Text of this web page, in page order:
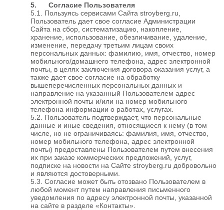
5. Согласие Пользователя
5.1. Пользуясь сервисами Сайта stroyberg.ru,
Пользователь дает свое согласие Администрации
Сайта на сбор, систематизацию, накопление,
хранение, использование, обезличивание, удаление,
изменение, передачу третьим лицам своих
персональных данных: фамилию, имя, отчество, номер
мобильного/домашнего телефона, адрес электронной
почты, в целях заключения договора оказания услуг, а
также дает свое согласие на обработку
вышеперечисленных персональных данных и
направление на указанный Пользователем адрес
электронной почты и/или на номер мобильного
телефона информации о работах, услугах.
5.2. Пользователь подтверждает, что персональные
данные и иные сведения, относящиеся к нему (в том
числе, но не ограничиваясь: фамилия, имя, отчество,
номер мобильного телефона, адрес электронной
почты) предоставлены Пользователем путем внесения
их при заказе коммерческих предложений, услуг,
подписке на новости на Сайте stroyberg.ru добровольно
и являются достоверными.
5.3. Согласие может быть отозвано Пользователем в
любой момент путем направления письменного
уведомления по адресу электронной почты, указанной
на сайте в разделе «Контакты».